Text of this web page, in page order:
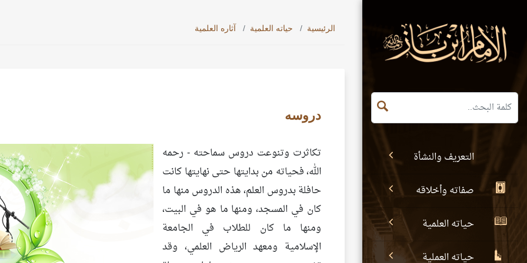
التعريف والنشأة
صفاته وأخلاقه
حياته العلمية
حياته العملية
الرئيسية حياته العلمية آثاره العلمية
دروسه
تكاثرت وتنوعت دروس سماحته - رحمه
الله، فحياته من بدايتها حتى نهايتها كانت
حافلة بدروس العلم، هذه الدروس منها ما
كان في المسجد، ومنها ما هو في البيت،
ومنها ما كان للطلاب في الجامعة
الإسلامية ومعهد الرياض العلمي، وقد